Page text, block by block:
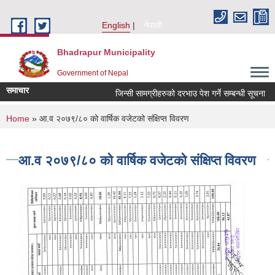
English
नेपाली
Bhadrapur Municipality
Government of Nepal
समाचार जिन्सी सामग्रीहरुको दरभाउ पेश गर्ने सम्बन्धी सूचना
You are here
Home » आ.व २०७९/८० को वार्षिक वजेटको संक्षिप्त विवरण
आ.व २०७९/८० को वार्षिक वजेटको संक्षिप्त विवरण